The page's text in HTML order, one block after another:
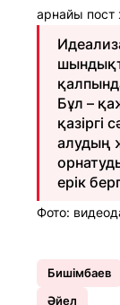
арнайы
Бұл –
қазіргі
алудың
ерік
Фото:
Бишімбаев
Әйел